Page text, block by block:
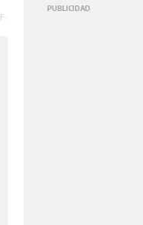
Feria de Editores